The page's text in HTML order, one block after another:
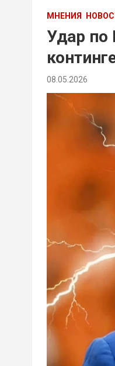
МНЕНИЯ
Удар по
08.05.2026